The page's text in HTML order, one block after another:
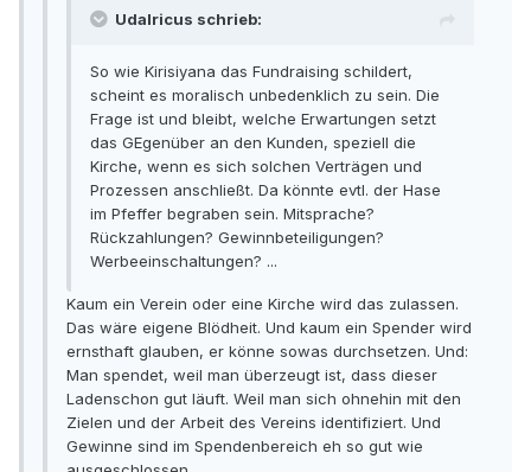
Udalricus schrieb:
So wie Kirisiyana das Fundraising schildert,
scheint es moralisch unbedenklich zu sein. Die
Frage ist und bleibt, welche Erwartungen setzt
das GEgenüber an den Kunden, speziell die
Kirche, wenn es sich solchen Verträgen und
Prozessen anschließt. Da könnte evtl. der Hase
im Pfeffer begraben sein. Mitsprache?
Rückzahlungen? Gewinnbeteiligungen?
Werbeeinschaltungen? ...
Kaum ein Verein oder eine Kirche wird das zulassen.
Das wäre eigene Blödheit. Und kaum ein Spender wird
ernsthaft glauben, er könne sowas durchsetzen. Und:
Man spendet, weil man überzeugt ist, dass dieser
Ladenschon gut läuft. Weil man sich ohnehin mit den
Zielen und der Arbeit des Vereins identifiziert. Und
Gewinne sind im Spendenbereich eh so gut wie